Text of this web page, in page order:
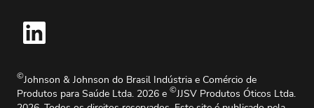
Solicitações de Informações Médicas
Guia de Instruções de Uso
©Johnson & Johnson do Brasil Indústria e Comércio de
Produtos para Saúde Ltda. 2026 e ©JJSV Produtos Óticos Ltda.